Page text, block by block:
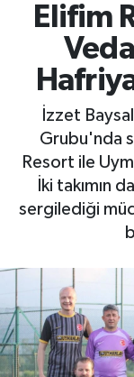
Elifim
İzzet
Grubu'nda
Resort ile
İki takımın
sergilediği